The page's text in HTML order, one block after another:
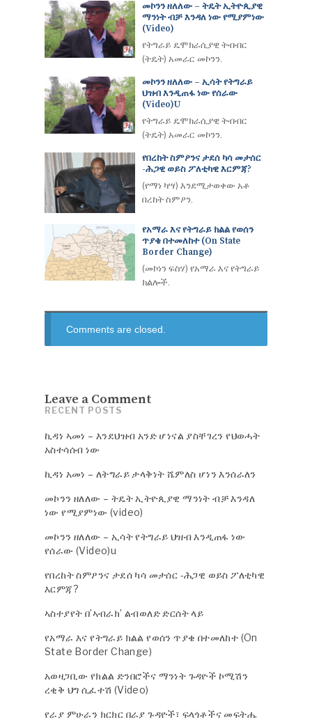
መኮንን ዘለለው – ትዴት ኢትዮጲያዊ
ማንነት ብቻ እንዳለ ነው የሚያምነው
(video)
የትግራይ ዴሞክራሲያዊ ትብብር
(ትዴት) አመራር መኮንን.
መኮንን ዘለለው – ኢሳት የትግራይ
ህዝብ እንዲጠፋ ነው የሰራው
(Video)u
የትግራይ ዴሞክራሲያዊ ትብብር
(ትዴት) አመራር መኮንን.
የበረከት ስምዖንና ታደሰ ካሳ መታሰር
-ሕጋዊ ወይስ ፖለቲካዊ እርምጃ?
(የማነ ካሣ) እንደሚታወቀው አቶ
በረከት ስምዖን.
የአማራ እና የትግራይ ክልል የወሰን
ጥያቄ በተመለከተ (On State
Border Change)
(መኮነን ፍስሃ) የአማራ እና የትግራይ
ክልሎች.
Comments are closed.
Leave a Comment
RECENT POSTS
ኪዳነ ኣመነ – እንደህዝብ አንድ ሆነናል ያስቸገረን የህወሓት
አስተሳሰብ ነው
ኪዳነ አመነ – ለትግራይ ታላቅነት ሼምለስ ሆነን እንሰራለን
መኮንን ዘለለው – ትዴት ኢትዮጲያዊ ማንነት ብቻ እንዳለ
ነው የሚያምነው (video)
መኮንን ዘለለው – ኢሳት የትግራይ ህዝብ እንዲጠፋ ነው
የሰራው (Video)u
የበረከት ስምዖንና ታደሰ ካሳ መታሰር -ሕጋዊ ወይስ ፖለቲካዊ
እርምጃ?
ኣስተያየት በ’ኣብራክ’ ልብወለድ ድርሰት ላይ
የአማራ እና የትግራይ ክልል የወሰን ጥያቄ በተመለከተ (On
State Border Change)
አወዛጋቢው የክልል ድንበሮችና ማንነት ጉዳዮች ኮሚሽን
ረቂቅ ህግ ሲፈተሽ (Video)
የራያ ምሁራን ክርክር በራያ ጉዳዮች፣ ፍላጎቶችና መፍትሔ